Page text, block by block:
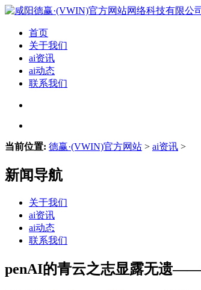
首页
关于我们
ai资讯
ai动态
联系我们
当前位置: 德赢·(VWIN)官方网站 > ai资讯 >
新闻导航
关于我们
ai资讯
ai动态
联系我们
penAI的青云之志显露无遗